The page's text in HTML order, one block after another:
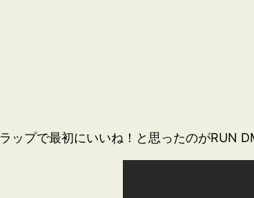
ラップで最初にいいね！と思ったのがRUN